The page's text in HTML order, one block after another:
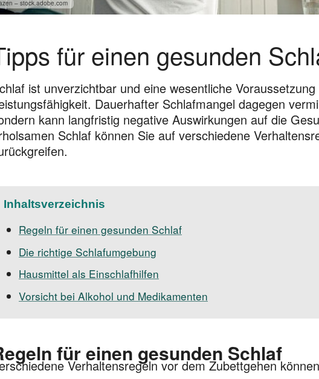
– stock.adobe.com
für einen gesunden
ist unverzichtbar und eine wesentliche
Dauerhafter Schlafmangel dagegen
kann langfristig negative Auswirkungen auf die
Schlaf können Sie auf verschiedene
Inhaltsverzeichnis
Regeln für einen gesunden Schlaf
Die richtige Schlafumgebung
Hausmittel als Einschlafhilfen
Vorsicht bei Alkohol und Medikamenten
für einen gesunden Schlaf
Verhaltensregeln vor dem Zubettgehen